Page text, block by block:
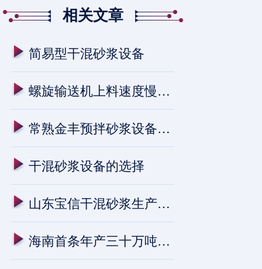
相关文章
简易型干混砂浆设备
螺旋输送机上料速度慢的原因
常熟金丰预拌砂浆设备安装进行中
干混砂浆设备的选择
山东宝信干混砂浆生产线进入试生
海南首条年产三十万吨预拌干混砂